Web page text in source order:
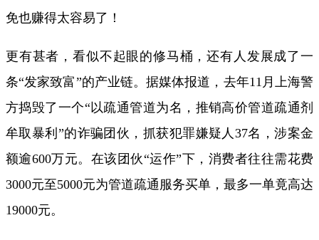
免也赚得太容易了！
更有甚者，看似不起眼的修马桶，还有人发展成了一
条“发家致富”的产业链。据媒体报道，去年11月上海警
方捣毁了一个“以疏通管道为名，推销高价管道疏通剂
牟取暴利”的诈骗团伙，抓获犯罪嫌疑人37名，涉案金
额逾600万元。在该团伙“运作”下，消费者往往需花费
3000元至5000元为管道疏通服务买单，最多一单竟高达
19000元。